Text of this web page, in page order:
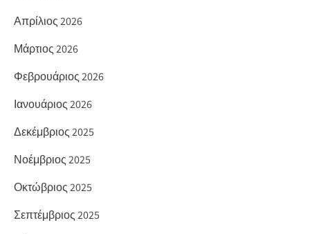
Απρίλιος 2026
Μάρτιος 2026
Φεβρουάριος 2026
Ιανουάριος 2026
Δεκέμβριος 2025
Νοέμβριος 2025
Οκτώβριος 2025
Σεπτέμβριος 2025